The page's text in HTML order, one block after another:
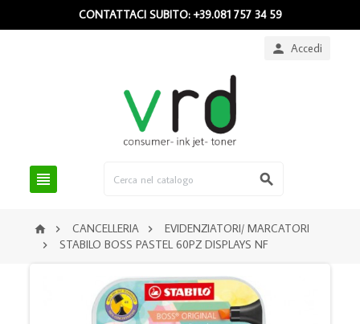
CONTATTACI SUBITO: +39.081 757 34 59
 Accedi
 
  CANCELLERIA  EVIDENZIATORI/ MARCATORI
 STABILO BOSS PASTEL 60PZ DISPLAYS NF